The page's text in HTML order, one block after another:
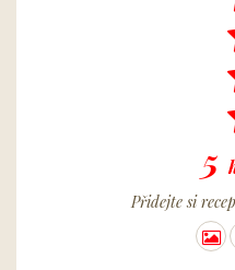
5
Přidejte si